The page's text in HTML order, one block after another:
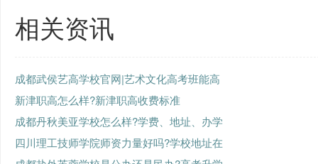
相关资讯
成都武侯艺高学校官网|艺术文化高考班能高
新津职高怎么样?新津职高收费标准
成都丹秋美亚学校怎么样?学费、地址、办学
四川理工技师学院师资力量好吗?学校地址在